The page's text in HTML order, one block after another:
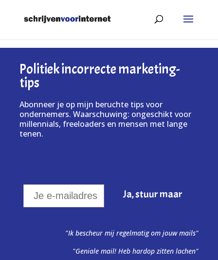
Politiek incorrecte marketing-
tips
Abonneer je op mijn beruchte tips voor
ondernemers. Waarschuwing: ongeschikt voor
millennials, freeloaders en mensen met lange
tenen.
"Ik bescheur mij regelmatig om jouw mails"
"Geniale mail! Heb hardop zitten lachen"